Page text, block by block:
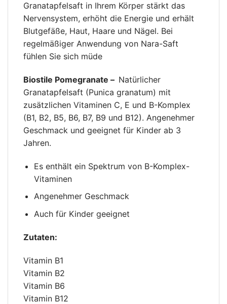
Granatapfelsaft in Ihrem Körper stärkt das
Nervensystem, erhöht die Energie und erhält
Blutgefäße, Haut, Haare und Nägel. Bei
regelmäßiger Anwendung von Nara-Saft
fühlen Sie sich müde
Biostile Pomegranate – Natürlicher
Granatapfelsaft (Punica granatum) mit
zusätzlichen Vitaminen C, E und B-Komplex
(B1, B2, B5, B6, B7, B9 und B12). Angenehmer
Geschmack und geeignet für Kinder ab 3
Jahren.
Es enthält ein Spektrum von B-Komplex-
Vitaminen
Angenehmer Geschmack
Auch für Kinder geeignet
Zutaten:
Vitamin B1
Vitamin B2
Vitamin B6
Vitamin B12